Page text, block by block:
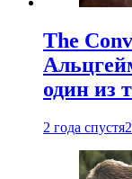
The
один из
2 года спустя